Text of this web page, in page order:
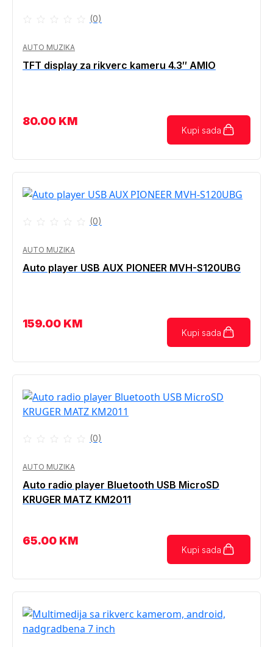
(0)
AUTO MUZIKA
TFT display za rikverc kameru 4.3″ AMIO
80.00 KM
Kupi sada
(0)
AUTO MUZIKA
Auto player USB AUX PIONEER MVH-S120UBG
159.00 KM
Kupi sada
(0)
AUTO MUZIKA
Auto radio player Bluetooth USB MicroSD
KRUGER MATZ KM2011
65.00 KM
Kupi sada